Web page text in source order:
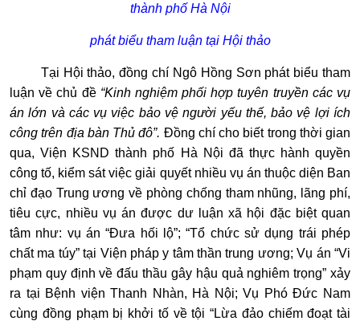
thành phố Hà Nội
phát biểu tham luận tại Hội thảo
Tại Hội thảo, đồng chí Ngô Hồng Sơn phát biểu tham
luận về chủ đề “Kinh nghiệm phối hợp tuyên truyền các vụ
án lớn và các vụ việc bảo vệ người yếu thế, bảo vệ lợi ích
công trên địa bàn Thủ đô”. Đồng chí cho biết trong thời gian
qua, Viện KSND thành phố Hà Nội đã thực hành quyền
công tố, kiểm sát việc giải quyết nhiều vụ án thuộc diện Ban
chỉ đạo Trung ương về phòng chống tham nhũng, lãng phí,
tiêu cực, nhiều vụ án được dư luận xã hội đặc biệt quan
tâm như: vụ án “Đưa hối lộ”; “Tổ chức sử dụng trái phép
chất ma túy” tại Viện pháp y tâm thần trung ương; Vụ án “Vi
phạm quy định về đấu thầu gây hậu quả nghiêm trọng” xảy
ra tại Bệnh viện Thanh Nhàn, Hà Nội; Vụ Phó Đức Nam
cùng đồng phạm bị khởi tố về tội “Lừa đảo chiếm đoạt tài